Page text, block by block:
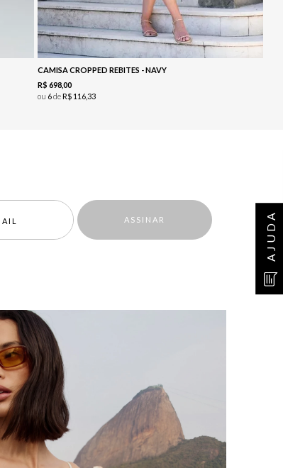
AJUDA
CAMISA CROPPED REBITES - NAVY
R$ 698,00
ou 6deR$ 116,33
ASSINAR